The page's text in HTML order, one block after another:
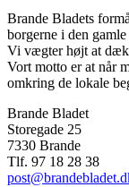
Brande Bladets
borgerne i den
Vi vægter højt at
Vort motto er at når
omkring de lokale
Brande Bladet
Storegade 25
7330 Brande
Tlf. 97 18 28 38